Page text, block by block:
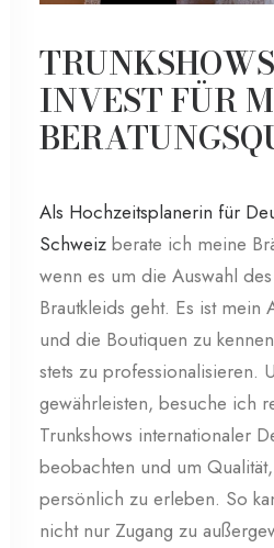
INVEST FÜR
Als Hochzeitsplanerin für
Schweiz berate ich meine
wenn es um die Auswahl
Brautkleids geht. Es ist
und die Boutiquen zu
stets zu professionalisieren.
gewährleisten, besuche ich
Trunkshows internationaler
beobachten und um
persönlich zu erleben. So
nicht nur Zugang zu